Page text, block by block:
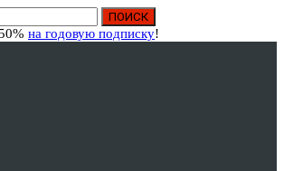
на годовую подписку!